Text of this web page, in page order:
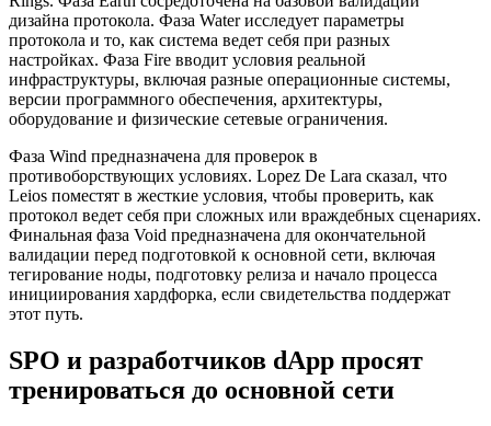
дизайна протокола. Фаза Water исследует параметры
протокола и то, как система ведет себя при разных
настройках. Фаза Fire вводит условия реальной
инфраструктуры, включая разные операционные системы,
версии программного обеспечения, архитектуры,
оборудование и физические сетевые ограничения.
Фаза Wind предназначена для проверок в
противоборствующих условиях. Lopez De Lara сказал, что
Leios поместят в жесткие условия, чтобы проверить, как
протокол ведет себя при сложных или враждебных сценариях.
Финальная фаза Void предназначена для окончательной
валидации перед подготовкой к основной сети, включая
тегирование ноды, подготовку релиза и начало процесса
инициирования хардфорка, если свидетельства поддержат
этот путь.
SPO и разработчиков dApp просят
тренироваться до основной сети